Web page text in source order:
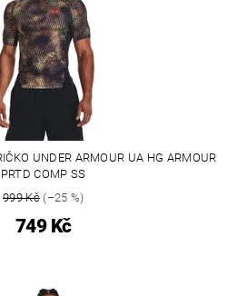
UNDER ARMOUR UA HG ARMOUR
PRTD COMP SS
999 Kč(–25 %)
749 Kč